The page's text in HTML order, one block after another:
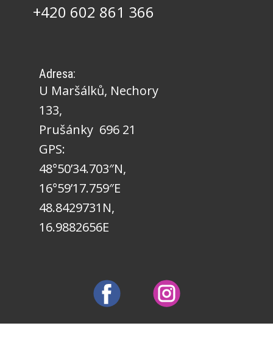
+420 602 861 366
Adresa:
U Maršálků, Nechory
133,
Prušánky 696 21
GPS:
48°50’34.703″N,
16°59’17.759″E
48.8429731N,
16.9882656E